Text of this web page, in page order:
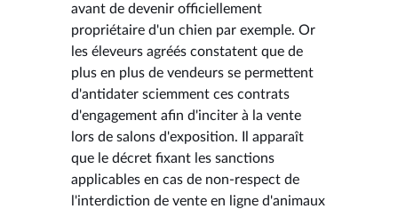
avant de devenir officiellement
propriétaire d'un chien par exemple. Or
les éleveurs agréés constatent que de
plus en plus de vendeurs se permettent
d'antidater sciemment ces contrats
d'engagement afin d'inciter à la vente
lors de salons d'exposition. Il apparaît
que le décret fixant les sanctions
applicables en cas de non-respect de
l'interdiction de vente en ligne d'animaux